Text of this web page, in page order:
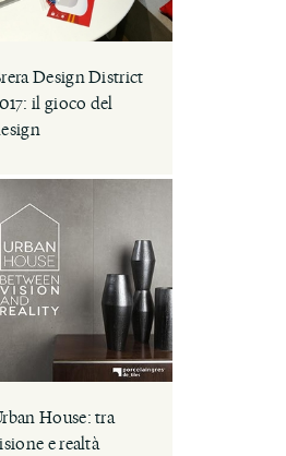
Design District
il gioco del
House: tra
e realtà